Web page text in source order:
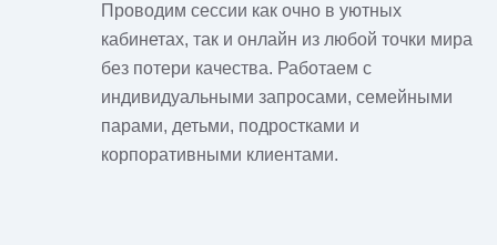
Проводим сессии как очно в уютных
кабинетах, так и онлайн из любой точки мира
без потери качества. Работаем с
индивидуальными запросами, семейными
парами, детьми, подростками и
корпоративными клиентами.